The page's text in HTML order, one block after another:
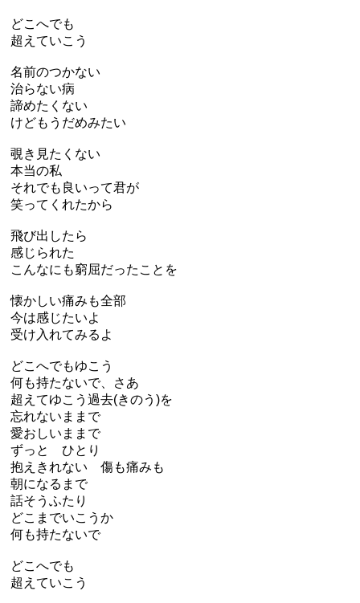
どこへでも
超えていこう
名前のつかない
治らない病
諦めたくない
けどもうだめみたい
覗き見たくない
本当の私
それでも良いって君が
笑ってくれたから
飛び出したら
感じられた
こんなにも窮屈だったことを
懐かしい痛みも全部
今は感じたいよ
受け入れてみるよ
どこへでもゆこう
何も持たないで、さあ
超えてゆこう過去(きのう)を
忘れないままで
愛おしいままで
ずっと ひとり
抱えきれない 傷も痛みも
朝になるまで
話そうふたり
どこまでいこうか
何も持たないで
どこへでも
超えていこう